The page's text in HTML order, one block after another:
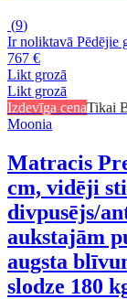
(9)
Ir noliktavā Pēdējie
767 €
Likt grozā
Likt grozā
Izdevīga cenaTikai
Moonia
Matracis
cm, vidēji
divpusējs/
aukstajām
augsta
slodze 180